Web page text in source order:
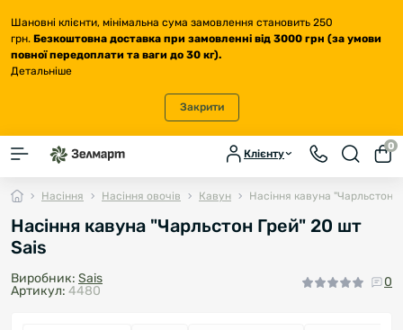
Шановні клієнти, мінімальна сума замовлення становить 250
грн. Безкоштовна доставка при замовленні від 3000 грн (за умови
повної передоплати та ваги до 30 кг).
Детальніше
Закрити
Клієнту
0
Насіння Насіння овочів Кавун Насіння кавуна "Чарльстон
Насіння кавуна "Чарльстон Грей" 20 шт
Sais
Виробник: Sais
Артикул: 4480
0